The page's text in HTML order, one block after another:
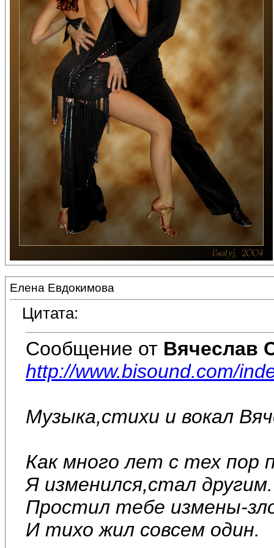
Елена Евдокимова
Цитата:
Сообщение от Вячеслав
http://www.bisound.com/
Музыка,стихи и вокал
Как много лет с тех пор
Я изменился,стал другим.
Простил тебе измены-
И тихо жил совсем один.